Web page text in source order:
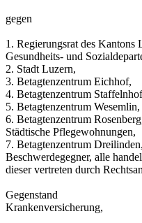
gegen
1. Regierungsrat des Kantons
Gesundheits- und
2. Stadt Luzern,
3. Betagtenzentrum Eichhof,
4. Betagtenzentrum
5. Betagtenzentrum Wesemlin,
6. Betagtenzentrum
Städtische Pflegewohnungen,
7. Betagtenzentrum Dreilinden,
Beschwerdegegner, alle
dieser vertreten durch
Gegenstand
Krankenversicherung,